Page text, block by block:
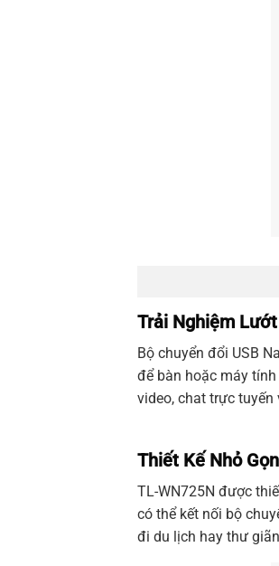
Trải Nghiệm
Bộ chuyển đổi USB
để bàn hoặc máy
video, chat trực tuyến
Thiết Kế Nhỏ
TL-WN725N được
có thể kết nối bộ
đi du lịch hay thư